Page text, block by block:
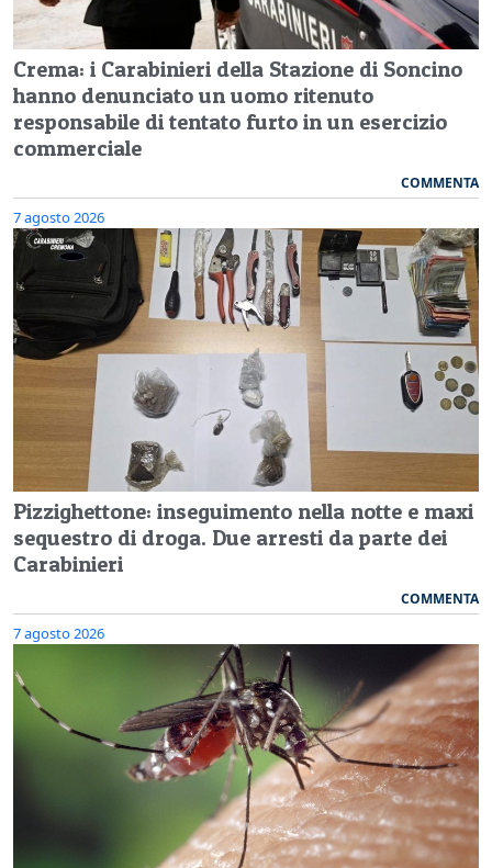
Crema: i Carabinieri della Stazione di Soncino
hanno denunciato un uomo ritenuto
responsabile di tentato furto in un esercizio
commerciale
COMMENTA
7 agosto 2026
Pizzighettone: inseguimento nella notte e maxi
sequestro di droga. Due arresti da parte dei
Carabinieri
COMMENTA
7 agosto 2026